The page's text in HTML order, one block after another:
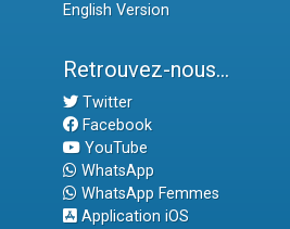
English Version
Retrouvez-nous...
Twitter
Facebook
YouTube
WhatsApp
WhatsApp Femmes
Application iOS